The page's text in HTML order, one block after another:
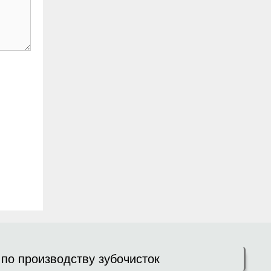
производству зубочисток